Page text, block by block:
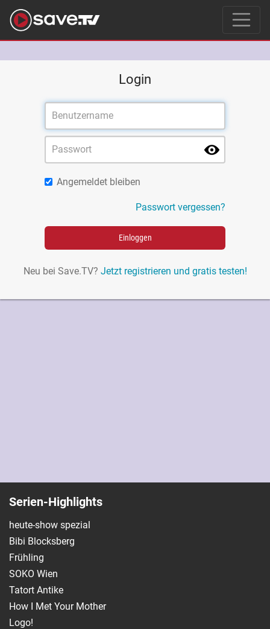
Login
Angemeldet bleiben
Passwort vergessen?
Einloggen
Neu bei Save.TV? Jetzt registrieren und gratis testen!
Serien-Highlights
heute-show spezial
Bibi Blocksberg
Frühling
SOKO Wien
Tatort Antike
How I Met Your Mother
Logo!